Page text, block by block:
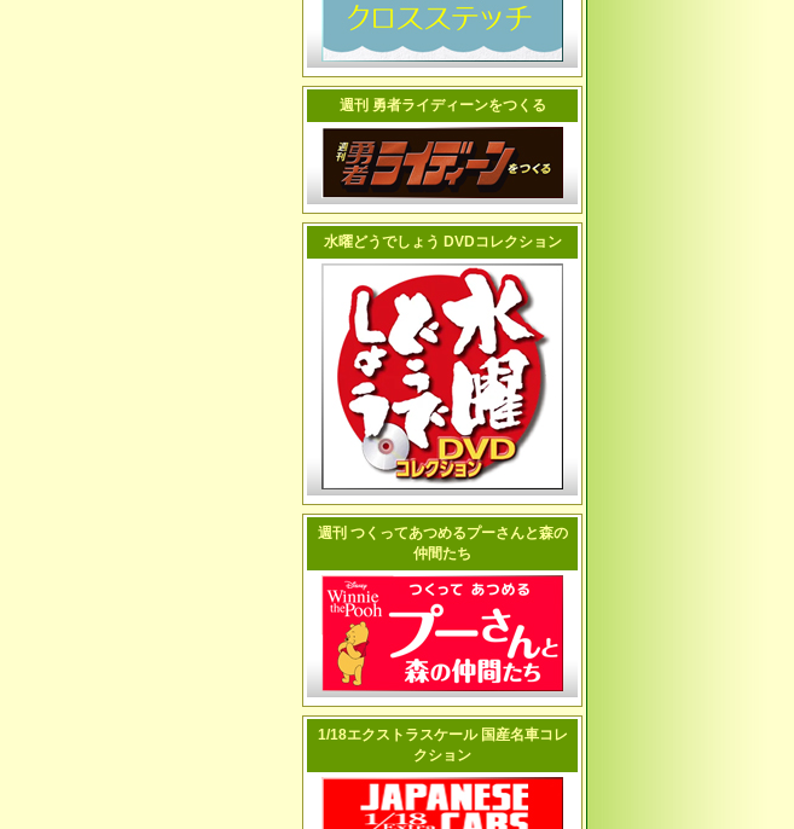
週刊 勇者ライディーンをつくる
水曜どうでしょう DVDコレクション
週刊 つくってあつめるプーさんと森の
仲間たち
1/18エクストラスケール 国産名車コレ
クション